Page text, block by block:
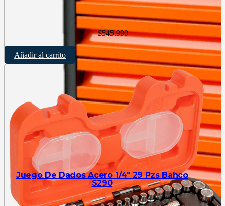
$545.990
Añadir al carrito
Juego De Dados Acero 1/4″ 29 Pzs Bahco
S290